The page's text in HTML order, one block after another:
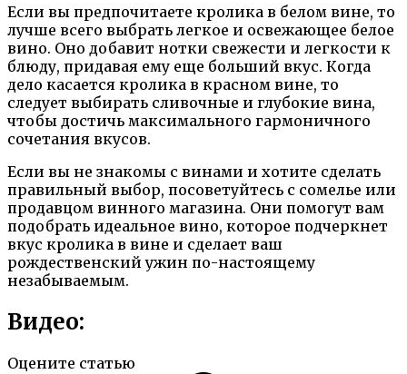
Если вы предпочитаете кролика в белом вине, то
лучше всего выбрать легкое и освежающее белое
вино. Оно добавит нотки свежести и легкости к
блюду, придавая ему еще больший вкус. Когда
дело касается кролика в красном вине, то
следует выбирать сливочные и глубокие вина,
чтобы достичь максимального гармоничного
сочетания вкусов.
Если вы не знакомы с винами и хотите сделать
правильный выбор, посоветуйтесь с сомелье или
продавцом винного магазина. Они помогут вам
подобрать идеальное вино, которое подчеркнет
вкус кролика в вине и сделает ваш
рождественский ужин по-настоящему
незабываемым.
Видео:
Оцените статью